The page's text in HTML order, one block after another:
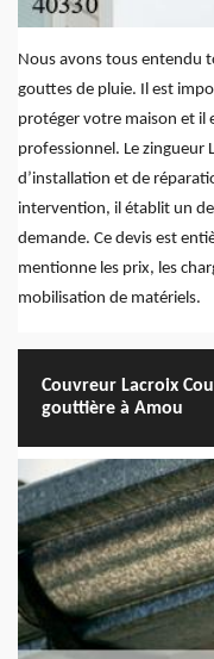
Nous avons tous entendu
gouttes de pluie. Il est
protéger votre maison et il
professionnel. Le zingueur
d’installation et de
intervention, il établit un
demande. Ce devis est
mentionne les prix, les
mobilisation de matériels.
Couvreur Lacroix
gouttière à Amou